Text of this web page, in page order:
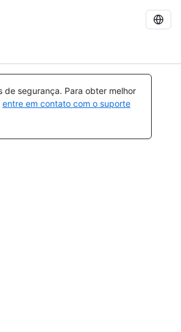
segurança. Para obter melhor
entre em contato com o suporte